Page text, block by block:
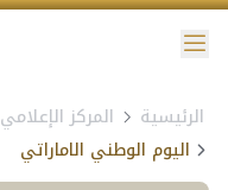
الوصول
الرئيسية المركز الإعلامي
اليوم الوطني الاماراتي